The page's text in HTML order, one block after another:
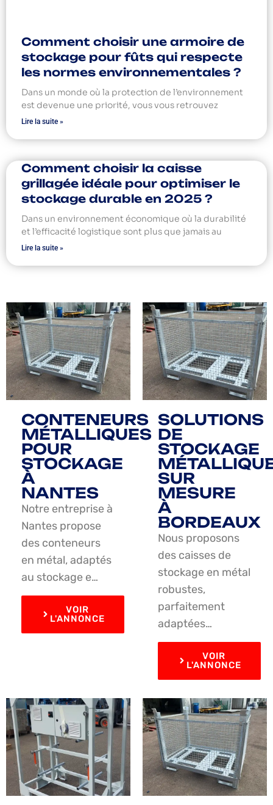
Comment choisir une armoire de
stockage pour fûts qui respecte
les normes environnementales ?
Dans un monde où la protection de l’environnement
est devenue une priorité, vous vous retrouvez
Lire la suite »
Comment choisir la caisse
grillagée idéale pour optimiser le
stockage durable en 2025 ?
Dans un environnement économique où la durabilité
et l’efficacité logistique sont plus que jamais au
Lire la suite »
CONTENEURS
MÉTALLIQUES
POUR
STOCKAGE
À
NANTES
Notre entreprise à
Nantes propose
des conteneurs
en métal, adaptés
au stockage e…
VOIR
L'ANNONCE
SOLUTIONS
DE
STOCKAGE
SUR
MESURE
À
BORDEAUX
Nous proposons
des caisses de
stockage en métal
robustes,
parfaitement
adaptées…
VOIR
L'ANNONCE